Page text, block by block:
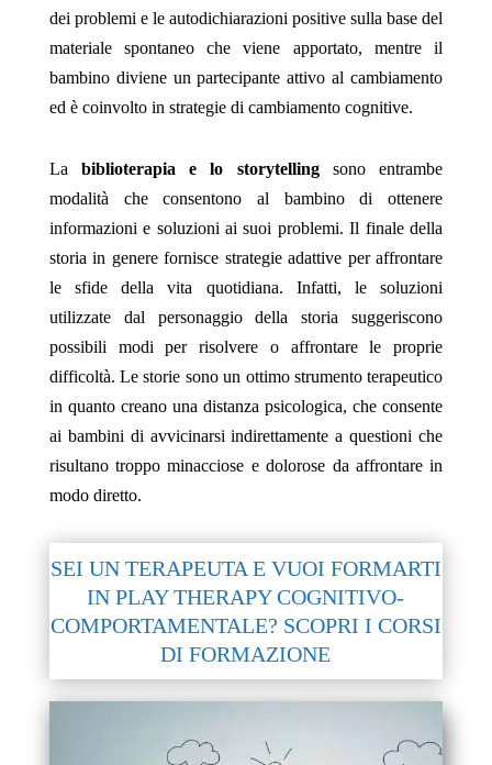
dei problemi e le autodichiarazioni positive sulla base del
materiale spontaneo che viene apportato, mentre il
bambino diviene un partecipante attivo al cambiamento
ed è coinvolto in strategie di cambiamento cognitive.
Labiblioterapia e lo storytellingsono entrambe
modalità che consentono al bambino di ottenere
informazioni e soluzioni ai suoi problemi. Il finale della
storia in genere fornisce strategie adattive per affrontare
le sfide della vita quotidiana. Infatti, le soluzioni
utilizzate dal personaggio della storia suggeriscono
possibili modi per risolvere o affrontare le proprie
difficoltà. Le storie sono un ottimo strumento terapeutico
in quanto creano una distanza psicologica, che consente
ai bambini di avvicinarsi indirettamente a questioni che
risultano troppo minacciose e dolorose da affrontare in
modo diretto.
SEI UN TERAPEUTA E VUOI FORMARTI
IN PLAY THERAPY COGNITIVO-
COMPORTAMENTALE? SCOPRI I CORSI
DI FORMAZIONE